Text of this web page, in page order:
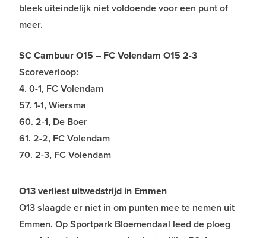
bleek uiteindelijk niet voldoende voor een punt of
meer.
SC Cambuur O15 – FC Volendam O15 2-3
Scoreverloop:
4. 0-1, FC Volendam
57. 1-1, Wiersma
60. 2-1, De Boer
61. 2-2, FC Volendam
70. 2-3, FC Volendam
O13 verliest uitwedstrijd in Emmen
O13 slaagde er niet in om punten mee te nemen uit
Emmen. Op Sportpark Bloemendaal leed de ploeg